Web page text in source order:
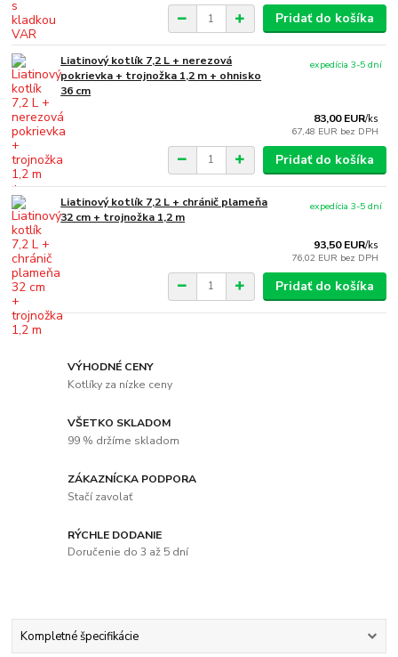
Pridať do košíka
Liatinový kotlík 7,2 L + nerezová
pokrievka + trojnožka 1,2 m + ohnisko
36 cm
83,00 EUR/ks
67,48 EUR bez DPH
expedícia 3-5 dní
Pridať do košíka
Liatinový kotlík 7,2 L + chránič plameňa
32 cm + trojnožka 1,2 m
93,50 EUR/ks
76,02 EUR bez DPH
expedícia 3-5 dní
Pridať do košíka
VÝHODNÉ CENY
Kotlíky za nízke ceny
VŠETKO SKLADOM
99 % držíme skladom
ZÁKAZNÍCKA PODPORA
Stačí zavolať
RÝCHLE DODANIE
Doručenie do 3 až 5 dní
Kompletné špecifikácie